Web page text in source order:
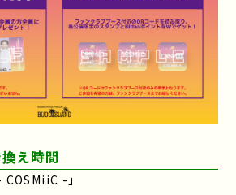
え時間
-」